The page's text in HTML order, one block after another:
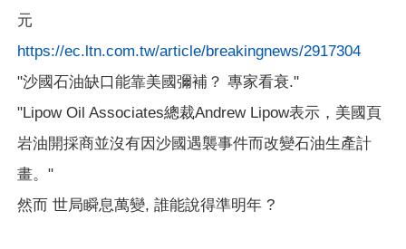
元
https://ec.ltn.com.tw/article/breakingnews/2917304
"沙國石油缺口能靠美國彌補？ 專家看衰."
"Lipow Oil Associates總裁Andrew Lipow表示，美國頁
岩油開採商並沒有因沙國遇襲事件而改變石油生產計
畫。"
然而 世局瞬息萬變, 誰能說得準明年 ?